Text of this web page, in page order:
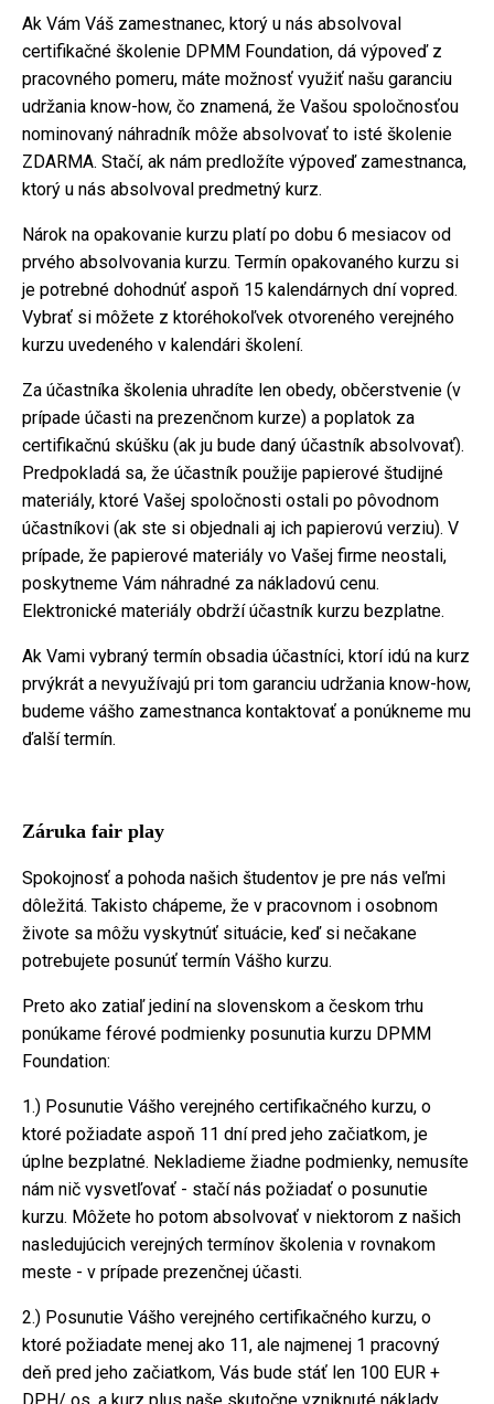
Ak Vám Váš zamestnanec, ktorý u nás absolvoval
certifikačné školenie DPMM Foundation, dá výpoveď z
pracovného pomeru, máte možnosť využiť našu garanciu
udržania know-how, čo znamená, že Vašou spoločnosťou
nominovaný náhradník môže absolvovať to isté školenie
ZDARMA. Stačí, ak nám predložíte výpoveď zamestnanca,
ktorý u nás absolvoval predmetný kurz.
Nárok na opakovanie kurzu platí po dobu 6 mesiacov od
prvého absolvovania kurzu. Termín opakovaného kurzu si
je potrebné dohodnúť aspoň 15 kalendárnych dní vopred.
Vybrať si môžete z ktoréhokoľvek otvoreného verejného
kurzu uvedeného v kalendári školení.
Za účastníka školenia uhradíte len obedy, občerstvenie (v
prípade účasti na prezenčnom kurze) a poplatok za
certifikačnú skúšku (ak ju bude daný účastník absolvovať).
Predpokladá sa, že účastník použije papierové študijné
materiály, ktoré Vašej spoločnosti ostali po pôvodnom
účastníkovi (ak ste si objednali aj ich papierovú verziu). V
prípade, že papierové materiály vo Vašej firme neostali,
poskytneme Vám náhradné za nákladovú cenu.
Elektronické materiály obdrží účastník kurzu bezplatne.
Ak Vami vybraný termín obsadia účastníci, ktorí idú na kurz
prvýkrát a nevyužívajú pri tom garanciu udržania know-how,
budeme vášho zamestnanca kontaktovať a ponúkneme mu
ďalší termín.
Záruka fair play
Spokojnosť a pohoda našich študentov je pre nás veľmi
dôležitá. Takisto chápeme, že v pracovnom i osobnom
živote sa môžu vyskytnúť situácie, keď si nečakane
potrebujete posunúť termín Vášho kurzu.
Preto ako zatiaľ jediní na slovenskom a českom trhu
ponúkame férové podmienky posunutia kurzu DPMM
Foundation:
1.) Posunutie Vášho verejného certifikačného kurzu, o
ktoré požiadate aspoň 11 dní pred jeho začiatkom, je
úplne bezplatné. Nekladieme žiadne podmienky, nemusíte
nám nič vysvetľovať - stačí nás požiadať o posunutie
kurzu. Môžete ho potom absolvovať v niektorom z našich
nasledujúcich verejných termínov školenia v rovnakom
meste - v prípade prezenčnej účasti.
2.) Posunutie Vášho verejného certifikačného kurzu, o
ktoré požiadate menej ako 11, ale najmenej 1 pracovný
deň pred jeho začiatkom, Vás bude stáť len 100 EUR +